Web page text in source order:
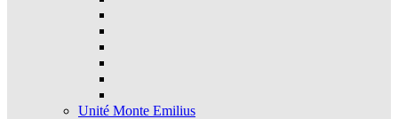
Unité Monte Emilius